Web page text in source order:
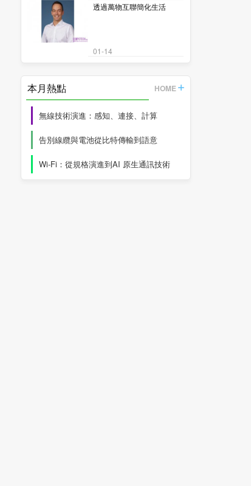
透過萬物互聯簡化生活
01-14
本月熱點 HOME
無線技術演進：感知、連接、計算
告別線纜與電池從比特傳輸到語意
Wi-Fi：從規格演進到AI 原生通訊技術